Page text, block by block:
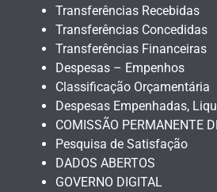
Transferências Recebidas
Transferências Concedidas
Transferências Financeiras
Despesas – Empenhos
Classificação Orçamentária
Despesas Empenhadas,
COMISSÃO PERMANENTE
Pesquisa de Satisfação
DADOS ABERTOS
GOVERNO DIGITAL